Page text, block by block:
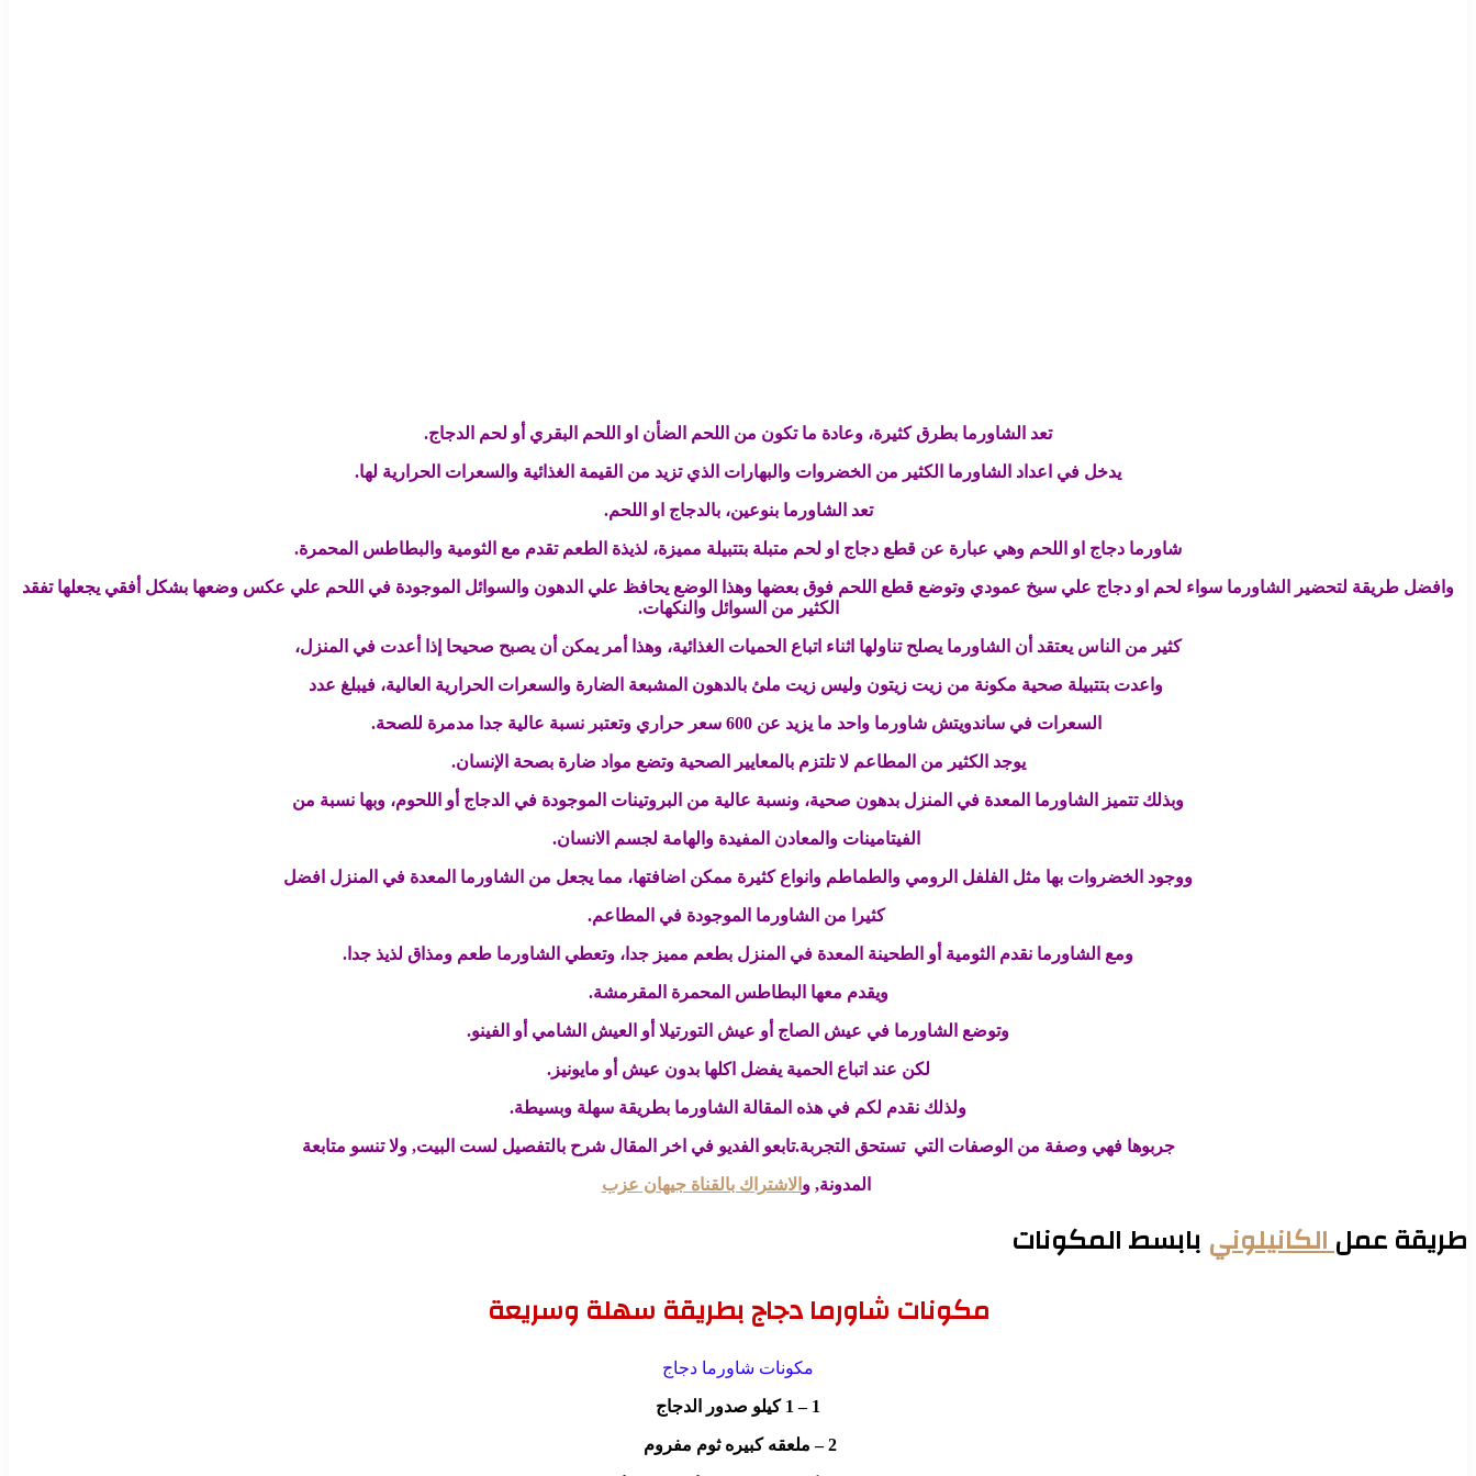
تعد الشاورما بطرق كثيرة، وعادة ما تكون من اللحم الضأن او اللحم البقري أو لحم الدجاج.
يدخل في اعداد الشاورما الكثير من الخضروات والبهارات الذي تزيد من القيمة الغذائية والسعرات الحرارية لها.
تعد الشاورما بنوعين، بالدجاج او اللحم.
شاورما دجاج او اللحم وهي عبارة عن قطع دجاج او لحم متبلة بتتبيلة مميزة، لذيذة الطعم تقدم مع الثومية والبطاطس المحمرة.
وافضل طريقة لتحضير الشاورما سواء لحم او دجاج علي سيخ عمودي وتوضع قطع اللحم فوق بعضها وهذا الوضع يحافظ علي الدهون والسوائل الموجودة في اللحم علي عكس وضعها بشكل أفقي يجعلها تفقد
الكثير من السوائل والنكهات.
كثير من الناس يعتقد أن الشاورما يصلح تناولها اثناء اتباع الحميات الغذائية، وهذا أمر يمكن أن يصبح صحيحا إذا أعدت في المنزل،
واعدت بتتبيلة صحية مكونة من زيت زيتون وليس زيت ملئ بالدهون المشبعة الضارة والسعرات الحرارية العالية، فيبلغ عدد
السعرات في ساندويتش شاورما واحد ما يزيد عن 600 سعر حراري وتعتبر نسبة عالية جدا مدمرة للصحة.
يوجد الكثير من المطاعم لا تلتزم بالمعايير الصحية وتضع مواد ضارة بصحة الإنسان.
وبذلك تتميز الشاورما المعدة في المنزل بدهون صحية، ونسبة عالية من البروتينات الموجودة في الدجاج أو اللحوم، وبها نسبة من
الفيتامينات والمعادن المفيدة والهامة لجسم الانسان.
ووجود الخضروات بها مثل الفلفل الرومي والطماطم وانواع كثيرة ممكن اضافتها، مما يجعل من الشاورما المعدة في المنزل افضل
كثيرا من الشاورما الموجودة في المطاعم.
ومع الشاورما نقدم الثومية أو الطحينة المعدة في المنزل بطعم مميز جدا، وتعطي الشاورما طعم ومذاق لذيذ جدا.
ويقدم معها البطاطس المحمرة المقرمشة.
وتوضع الشاورما في عيش الصاج أو عيش التورتيلا أو العيش الشامي أو الفينو.
لكن عند اتباع الحمية يفضل اكلها بدون عيش أو مايونيز.
ولذلك نقدم لكم في هذه المقالة الشاورما بطريقة سهلة وبسيطة.
جربوها فهي وصفة من الوصفات التي تستحق التجربة.تابعو الفديو في اخر المقال شرح بالتفصيل لست البيت, ولا تنسو متابعة
المدونة, و الاشتراك بالقناة جيهان عزب
طريقة عملالكانيلوني بابسط المكونات
مكونات شاورما دجاج بطريقة سهلة وسريعة
مكونات شاورما دجاج
1 – 1 كيلو صدور الدجاج
2 – ملعقه كبيره ثوم مفروم